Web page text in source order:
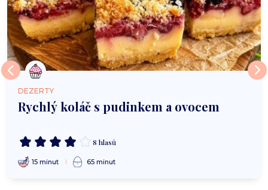
DEZERTY
Rychlý koláč s pudinkem a ovocem
8 hlasů
15 minut 65 minut